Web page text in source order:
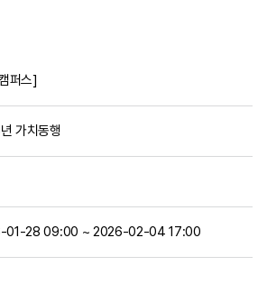
퍼스]
가치동행
01-28 09:00 ~ 2026-02-04 17:00